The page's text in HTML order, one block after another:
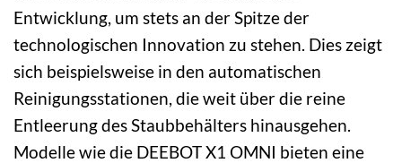
Entwicklung, um stets an der Spitze der
technologischen Innovation zu stehen. Dies zeigt
sich beispielsweise in den automatischen
Reinigungsstationen, die weit über die reine
Entleerung des Staubbehälters hinausgehen.
Modelle wie die DEEBOT X1 OMNI bieten eine